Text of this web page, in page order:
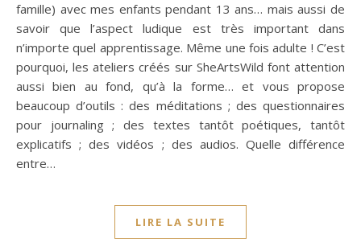
famille) avec mes enfants pendant 13 ans… mais aussi de
savoir que l’aspect ludique est très important dans
n’importe quel apprentissage. Même une fois adulte ! C’est
pourquoi, les ateliers créés sur SheArtsWild font attention
aussi bien au fond, qu’à la forme… et vous propose
beaucoup d’outils : des méditations ; des questionnaires
pour journaling ; des textes tantôt poétiques, tantôt
explicatifs ; des vidéos ; des audios. Quelle différence
entre…
LIRE LA SUITE